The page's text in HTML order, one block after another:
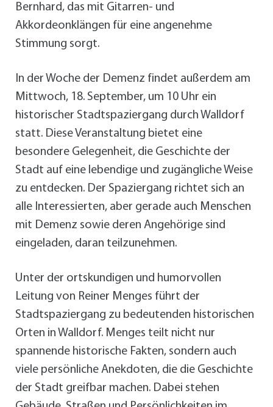
Bernhard, das mit Gitarren- und
Akkordeonklängen für eine angenehme
Stimmung sorgt.
In der Woche der Demenz findet außerdem am
Mittwoch, 18. September, um 10 Uhr ein
historischer Stadtspaziergang durch Walldorf
statt. Diese Veranstaltung bietet eine
besondere Gelegenheit, die Geschichte der
Stadt auf eine lebendige und zugängliche Weise
zu entdecken. Der Spaziergang richtet sich an
alle Interessierten, aber gerade auch Menschen
mit Demenz sowie deren Angehörige sind
eingeladen, daran teilzunehmen.
Unter der ortskundigen und humorvollen
Leitung von Reiner Menges führt der
Stadtspaziergang zu bedeutenden historischen
Orten in Walldorf. Menges teilt nicht nur
spannende historische Fakten, sondern auch
viele persönliche Anekdoten, die die Geschichte
der Stadt greifbar machen. Dabei stehen